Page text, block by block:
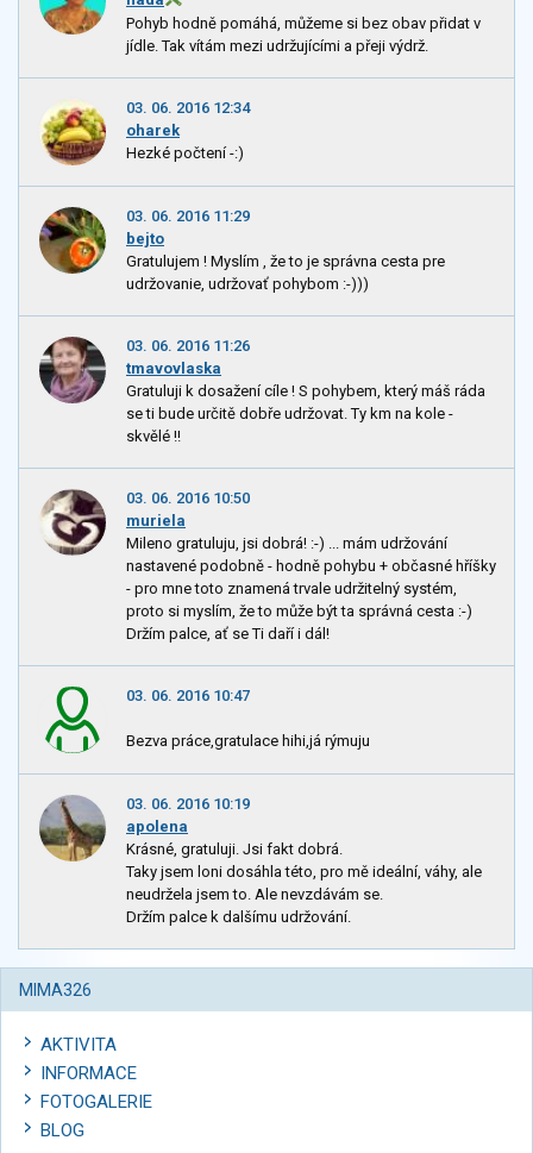
Pohyb hodně pomáhá, můžeme si bez obav přidat v
jídle. Tak vítám mezi udržujícími a přeji výdrž.
03. 06. 2016 12:34
oharek
Hezké počtení -:)
03. 06. 2016 11:29
bejto
Gratulujem ! Myslím , že to je správna cesta pre
udržovanie, udržovať pohybom :-)))
03. 06. 2016 11:26
tmavovlaska
Gratuluji k dosažení cíle ! S pohybem, který máš ráda
se ti bude určitě dobře udržovat. Ty km na kole -
skvělé !!
03. 06. 2016 10:50
muriela
Mileno gratuluju, jsi dobrá! :-) ... mám udržování
nastavené podobně - hodně pohybu + občasné hříšky
- pro mne toto znamená trvale udržitelný systém,
proto si myslím, že to může být ta správná cesta :-)
Držím palce, ať se Ti daří i dál!
03. 06. 2016 10:47
Bezva práce,gratulace hihi,já rýmuju
03. 06. 2016 10:19
apolena
Krásné, gratuluji. Jsi fakt dobrá.
Taky jsem loni dosáhla této, pro mě ideální, váhy, ale
neudržela jsem to. Ale nevzdávám se.
Držím palce k dalšímu udržování.
MIMA326
AKTIVITA
INFORMACE
FOTOGALERIE
BLOG